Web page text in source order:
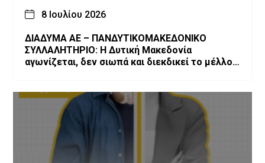
8 Ιουλίου 2026
ΔΙΑΔΥΜΑ ΑΕ – ΠΑΝΔΥΤΙΚΟΜΑΚΕΔΟΝΙΚΟ
ΣΥΛΛΑΛΗΤΗΡΙΟ: Η Δυτική Μακεδονία
αγωνίζεται, δεν σιωπά και διεκδικεί το μέλλον